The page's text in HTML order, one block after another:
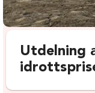
Utdelning